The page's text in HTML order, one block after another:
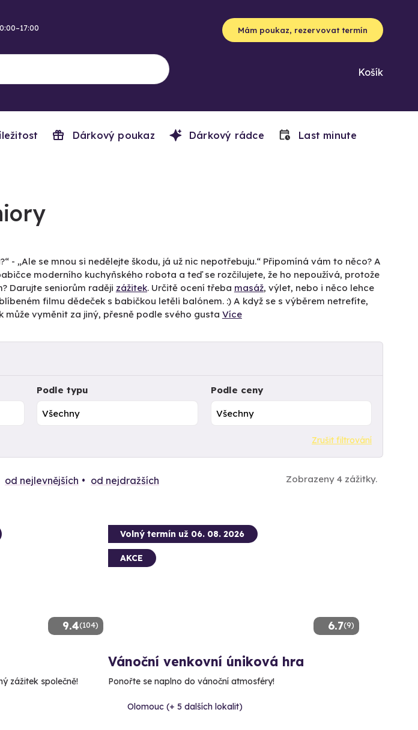
Mám poukaz, rezervovat termín
Košík
Dárkový poukaz Dárkový rádce Last minute
- „Ale se mnou si nedělejte škodu, já už nic nepotřebuju.“ Připomíná vám to něco? A
moderního kuchyňského robota a teď se rozčilujete, že ho nepoužívá, protože
Darujte seniorům raději zážitek. Určitě ocení třeba masáž, výlet, nebo i něco lehce
filmu dědeček s babičkou letěli balónem. :) A když se s výběrem netrefíte,
může vyměnit za jiný, přesně podle svého gusta Více
Podle typu Podle ceny
Zrušit filtrování
od nejlevnějších od nejdražších Zobrazeny 4 zážitky.
9.4(104)
zážitek společně!
6.7(9)
Volný termín už 06. 08. 2026
AKCE
Vánoční venkovní úniková hra
Ponořte se naplno do vánoční atmosféry!
Olomouc (+ 5 dalších lokalit)